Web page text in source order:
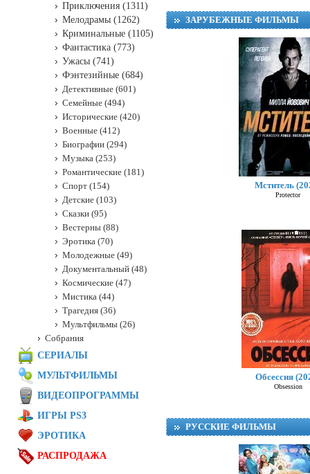
ЗАРУБЕЖНЫЕ ФИЛЬМЫ
Мститель
Protector
Обсессия
Obsession
РУССКИЕ ФИЛЬМЫ
Приключения (1311)
Мелодрамы (1262)
Криминальные (1105)
Фантастика (773)
Ужасы (741)
Фэнтезийные (684)
Детективные (601)
Семейные (494)
Исторические (420)
Военные (412)
Биографии (294)
Музыка (253)
Романтические (181)
Спорт (154)
Детские (103)
Сказки (95)
Вестерны (88)
Эротика (70)
Молодежные (49)
Документальный (48)
Космические (47)
Мистика (44)
Трагедия (36)
Мультфильмы (26)
Собрания
СЕРИАЛЫ
МУЛЬТФИЛЬМЫ
ВИДЕОПРОГРАММЫ
ИГРЫ PS3
ЭРОТИКА
РАСПРОДАЖА